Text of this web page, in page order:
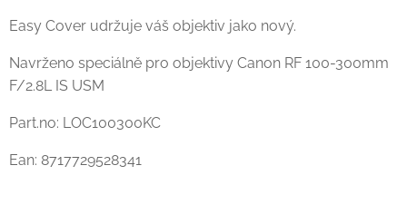
Easy Cover udržuje váš objektiv jako nový.
Navrženo speciálně pro objektivy Canon RF 100-300mm
F/2.8L IS USM
Part.no: LOC100300KC
Ean: 8717729528341